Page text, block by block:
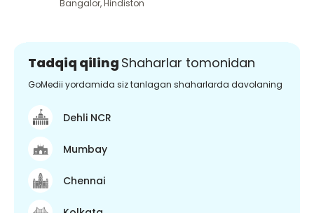
Bangalor,Hindiston
Tadqiq qiling Shaharlar tomonidan
GoMedii yordamida siz tanlagan shaharlarda davolaning
Dehli NCR
Mumbay
Chennai